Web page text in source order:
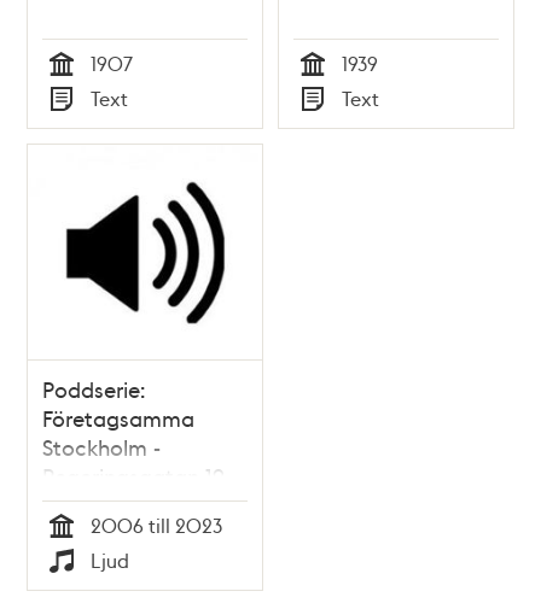
Tid
1907
Typ
Text Tid
1939
Typ
Text
Poddserie:
Företagsamma
Stockholm -
Regeringsgatan 19,
Spotify
Tid
2006 till 2023
Typ
Ljud